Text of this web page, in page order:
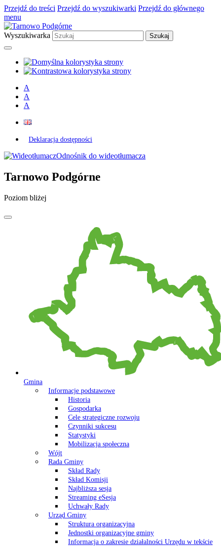
Przejdź do treści Przejdź do wyszukiwarki Przejdź do głównego
menu
Wyszukiwarka
A
A
A
Deklaracja dostępności
Odnośnik do wideotłumacza
Tarnowo Podgórne
Poziom bliżej
Gmina
Informacje podstawowe
Historia
Gospodarka
Cele strategiczne rozwoju
Czynniki sukcesu
Statystyki
Mobilizacja społeczna
Wójt
Rada Gminy
Skład Rady
Skład Komisji
Najbliższa sesja
Streaming eSesja
Uchwały Rady
Urząd Gminy
Struktura organizacyjna
Jednostki organizacyjne gminy
Informacja o zakresie działalności Urzędu w tekście